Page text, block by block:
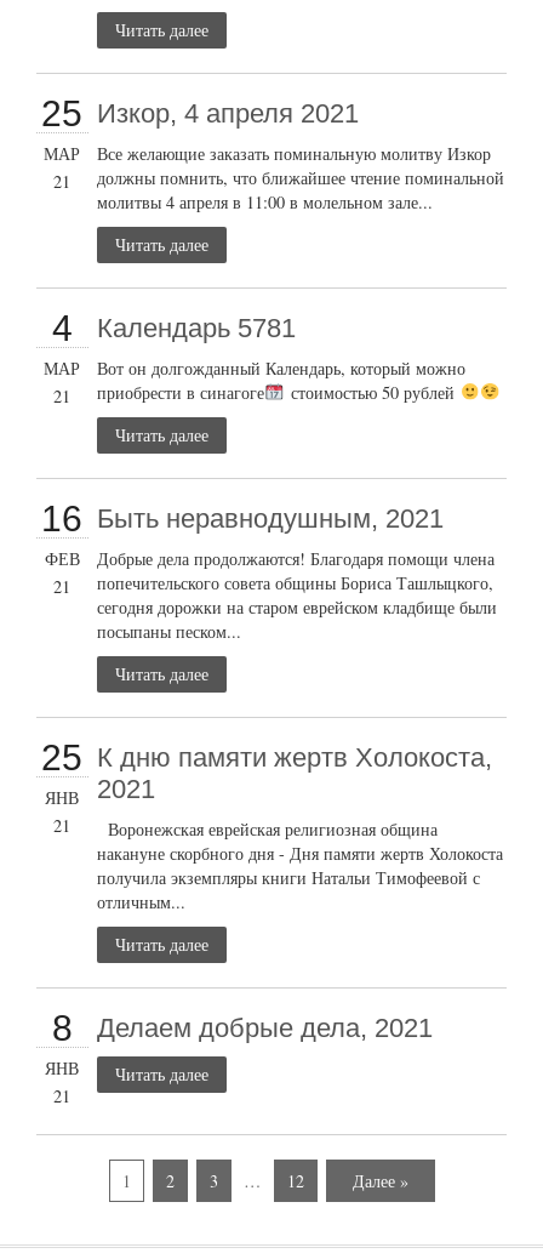
Читать далее
25
МАР
21
Изкор, 4 апреля 2021
Все желающие заказать поминальную молитву Изкор
должны помнить, что ближайшее чтение поминальной
молитвы 4 апреля в 11:00 в молельном зале...
Читать далее
4
МАР
21
Календарь 5781
Вот он долгожданный Календарь, который можно
приобрести в синагоге
стоимостью 50 рублей
Читать далее
16
ФЕВ
21
Быть неравнодушным, 2021
Добрые дела продолжаются! Благодаря помощи члена
попечительского совета общины Бориса Ташлыцкого,
сегодня дорожки на старом еврейском кладбище были
посыпаны песком...
Читать далее
25
ЯНВ
21
К дню памяти жертв Холокоста,
2021
Воронежская еврейская религиозная община
накануне скорбного дня - Дня памяти жертв Холокоста
получила экземпляры книги Натальи Тимофеевой с
отличным...
Читать далее
8
ЯНВ
21
Делаем добрые дела, 2021
Читать далее
1 2 3 … 12 Далее »